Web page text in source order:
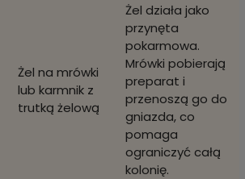
Żel na mrówki
lub karmnik z
trutką żelową
Żel działa jako
przynęta
pokarmowa.
Mrówki pobierają
preparat i
przenoszą go do
gniazda, co
pomaga
ograniczyć całą
kolonię.